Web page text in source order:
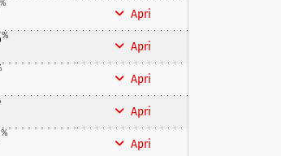
%
Apri
%
Apri
Apri
Apri
%
Apri